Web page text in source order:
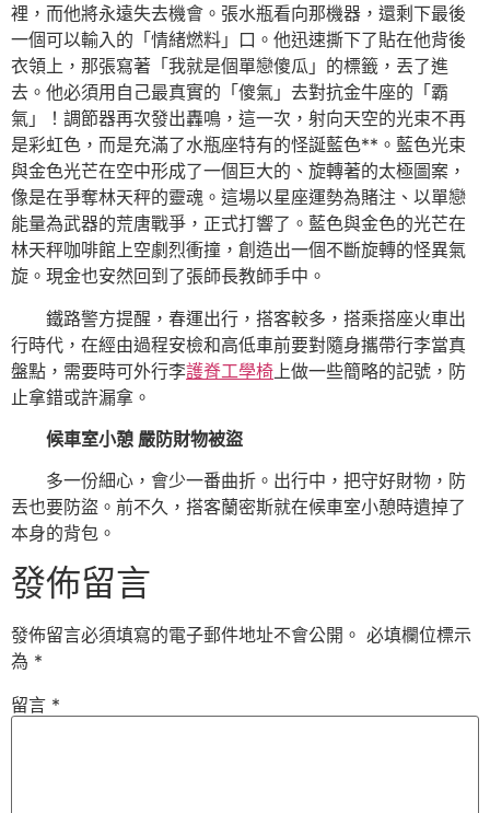
裡，而他將永遠失去機會。張水瓶看向那機器，還剩下最後
一個可以輸入的「情緒燃料」口。他迅速撕下了貼在他背後
衣領上，那張寫著「我就是個單戀傻瓜」的標籤，丟了進
去。他必須用自己最真實的「傻氣」去對抗金牛座的「霸
氣」！調節器再次發出轟鳴，這一次，射向天空的光束不再
是彩虹色，而是充滿了水瓶座特有的怪誕藍色**。藍色光束
與金色光芒在空中形成了一個巨大的、旋轉著的太極圖案，
像是在爭奪林天秤的靈魂。這場以星座運勢為賭注、以單戀
能量為武器的荒唐戰爭，正式打響了。藍色與金色的光芒在
林天秤咖啡館上空劇烈衝撞，創造出一個不斷旋轉的怪異氣
旋。現金也安然回到了張師長教師手中。
鐵路警方提醒，春運出行，搭客較多，搭乘搭座火車出
行時代，在經由過程安檢和高低車前要對隨身攜帶行李當真
盤點，需要時可外行李護脊工學椅 上做一些簡略的記號，防
止拿錯或許漏拿。
候車室小憩 嚴防財物被盜
多一份細心，會少一番曲折。出行中，把守好財物，防
丟也要防盜。前不久，搭客蘭密斯就在候車室小憩時遺掉了
本身的背包。
發佈留言
發佈留言必須填寫的電子郵件地址不會公開。 必填欄位標示
為 *
留言 *